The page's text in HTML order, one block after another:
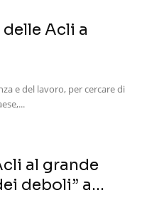
Acli a
e del lavoro, per cercare di
al grande
deboli” a...